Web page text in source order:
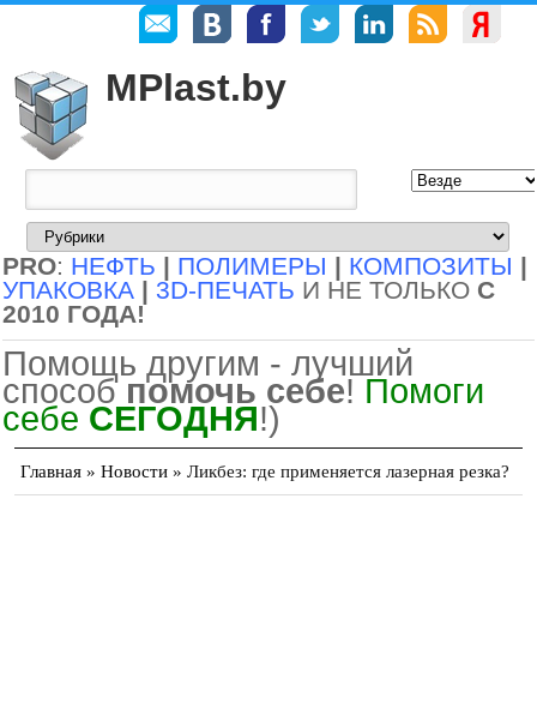
MPlast.by
PRO: НЕФТЬ | ПОЛИМЕРЫ | КОМПОЗИТЫ |
УПАКОВКА | 3D-ПЕЧАТЬ И НЕ ТОЛЬКО С
2010 ГОДА!
Помощь другим - лучший
способ помочь себе! Помоги
себе СЕГОДНЯ!)
Главная » Новости » Ликбез: где применяется лазерная резка?